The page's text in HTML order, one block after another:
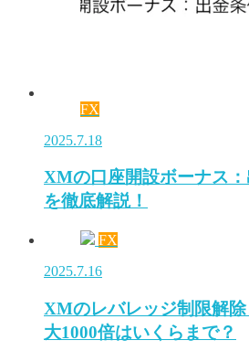
FX
2025.7.18
XMの口座開設ボーナス
を徹底解説！
FX
2025.7.16
XMのレバレッジ制限解
大1000倍はいくらまで？